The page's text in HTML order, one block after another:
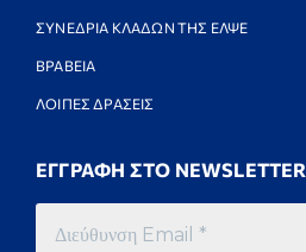
ΣΥΝΕΔΡΙΑ ΚΛΑΔΩΝ ΤΗΣ ΕΛΨΕ
ΒΡΑΒΕΙΑ
ΛΟΙΠΕΣ ΔΡΑΣΕΙΣ
ΕΓΓΡΑΦΗ ΣΤΟ NEWSLETTER